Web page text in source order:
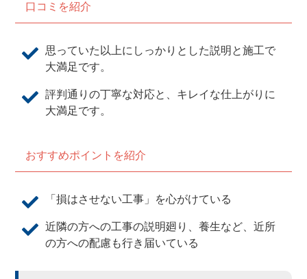
口コミを紹介
思っていた以上にしっかりとした説明と施工で
大満足です。
評判通りの丁寧な対応と、キレイな仕上がりに
大満足です。
おすすめポイントを紹介
「損はさせない工事」を心がけている
近隣の方への工事の説明廻り、養生など、近所
の方への配慮も行き届いている